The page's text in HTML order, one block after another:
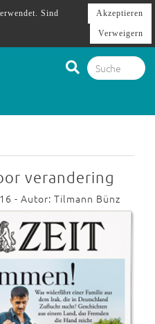
verandering
- Autor: Tilmann Bünz
Sind
Akzeptieren
Verweigern